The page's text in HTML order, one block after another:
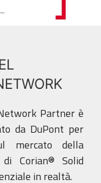
Partner è
da DuPont per
mercato della
Corian® Solid
in realtà.